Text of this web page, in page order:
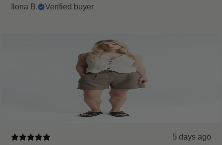
Ilona B. Verified buyer
5 days ago